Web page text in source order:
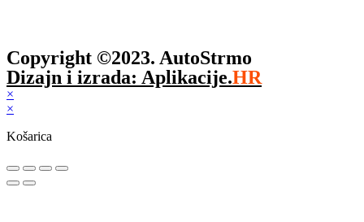
Copyright ©2023. AutoStrmo
Dizajn i izrada: Aplikacije.HR
×
×
Košarica